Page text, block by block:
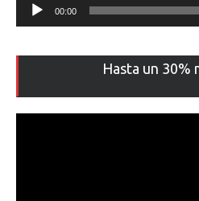
00:00
Hasta un 30%